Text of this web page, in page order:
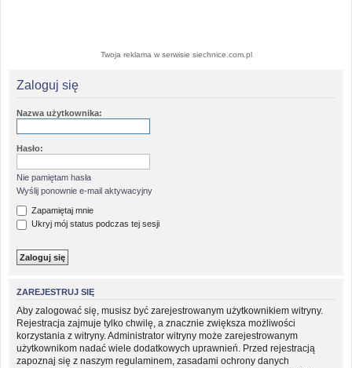
Twoja reklama w serwisie siechnice.com.pl
Zaloguj się
Nazwa użytkownika:
Hasło:
Nie pamiętam hasła
Wyślij ponownie e-mail aktywacyjny
Zapamiętaj mnie
Ukryj mój status podczas tej sesji
ZAREJESTRUJ SIĘ
Aby zalogować się, musisz być zarejestrowanym użytkownikiem witryny.
Rejestracja zajmuje tylko chwilę, a znacznie zwiększa możliwości
korzystania z witryny. Administrator witryny może zarejestrowanym
użytkownikom nadać wiele dodatkowych uprawnień. Przed rejestracją
zapoznaj się z naszym regulaminem, zasadami ochrony danych